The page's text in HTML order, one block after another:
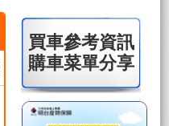
買車參考資訊
購車菜單分享